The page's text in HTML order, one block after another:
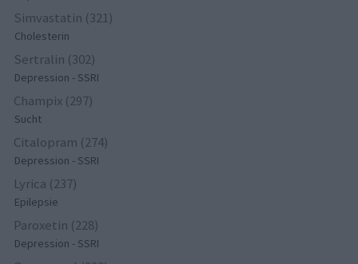
Simvastatin (321)
Cholesterin
Sertralin (302)
Depression - SSRI
Champix (297)
Sucht
Citalopram (274)
Depression - SSRI
Lyrica (237)
Epilepsie
Paroxetin (228)
Depression - SSRI